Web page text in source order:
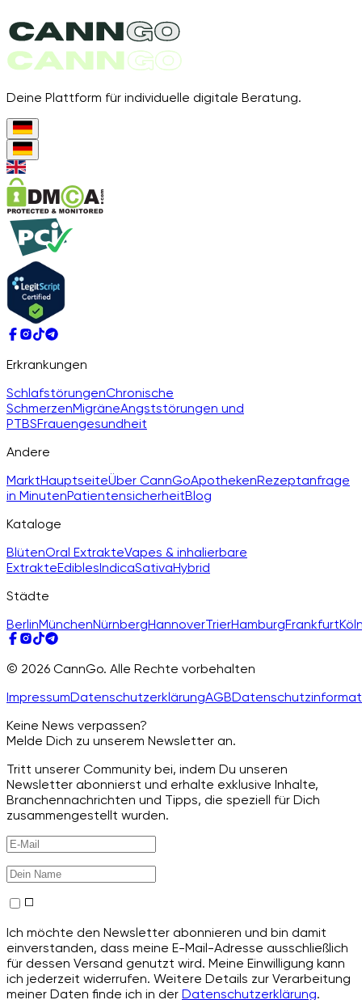
Deine Plattform für individuelle digitale Beratung.
Erkrankungen
SchlafstörungenChronische
SchmerzenMigräneAngststörungen und
PTBSFrauengesundheit
Andere
MarktHauptseiteÜber CannGoApothekenRezeptanfrage
in MinutenPatientensicherheitBlog
Kataloge
BlütenOral ExtrakteVapes & inhalierbare
ExtrakteEdiblesIndicaSativaHybrid
Städte
BerlinMünchenNürnbergHannoverTrierHamburgFrankfurt
© 2026 CannGo. Alle Rechte vorbehalten
ImpressumDatenschutzerklärungAGB
Keine News verpassen?
Melde Dich zu unserem Newsletter an.
Tritt unserer Community bei, indem Du unseren
Newsletter abonnierst und erhalte exklusive Inhalte,
Branchennachrichten und Tipps, die speziell für Dich
zusammengestellt wurden.
Ich möchte den Newsletter abonnieren und bin damit
einverstanden, dass meine E-Mail-Adresse ausschließlich
für dessen Versand genutzt wird. Meine Einwilligung kann
ich jederzeit widerrufen. Weitere Details zur Verarbeitung
meiner Daten finde ich in der Datenschutzerklärung.